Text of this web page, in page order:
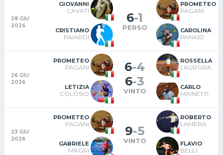
28 GIU
2026
GIOVANNI
CAVATI
CRISTIANO
PAIARDI
6-1
PERSO
PROMETEO
PAGANI
CAROLINA
PANAID
26 GIU
2026
PROMETEO
PAGANI
LETIZIA
COLOSIO
6-4
6-3
VINTO
ROSSELLA
LAURORA
CARLO
MAINETTI
23 GIU
2026
PROMETEO
PAGANI
GABRIELE
MAGRI
9-5
VINTO
ROBERTO
LAMERA
FLAVIO
BELLI